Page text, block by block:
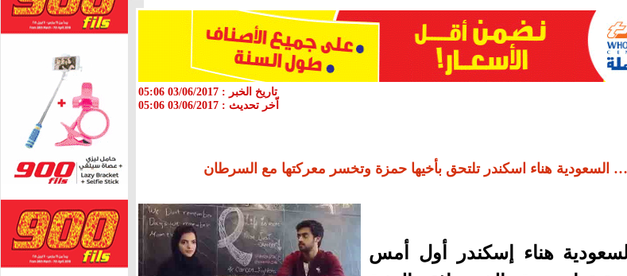
تاريخ الخبر : 03/06/2017 05:06
اّخر تحديث : 03/06/2017 05:06
السعودية هناء اسكندر تلتحق بأخيها حمزة وتخسر معركتها مع السرطان
هناء إسكندر أول أمس